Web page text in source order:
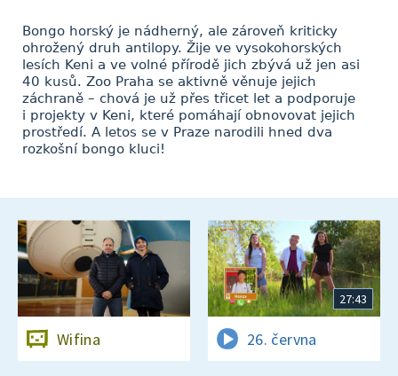
Bongo horský je nádherný, ale zároveň kriticky
ohrožený druh antilopy. Žije ve vysokohorských
lesích Keni a ve volné přírodě jich zbývá už jen asi
40 kusů. Zoo Praha se aktivně věnuje jejich
záchraně – chová je už přes třicet let a podporuje
i projekty v Keni, které pomáhají obnovovat jejich
prostředí. A letos se v Praze narodili hned dva
rozkošní bongo kluci!
Wifina
27:43
26. června